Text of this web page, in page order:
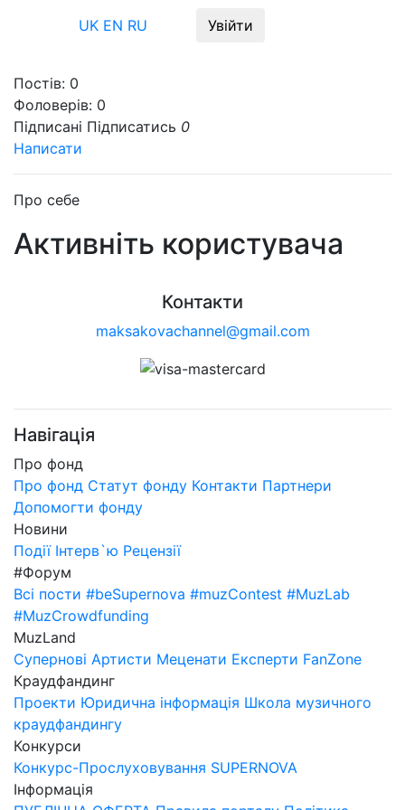
UK EN RU Увійти
Постів: 0
Фоловерів: 0
Підписані Підписатись 0
Написати
Про себе
Активніть користувача
Контакти
maksakovachannel@gmail.com
Навігація
Про фонд
Про фонд Статут фонду Контакти Партнери
Допомогти фонду
Новини
Події Інтерв`ю Рецензії
#Форум
Всі пости #beSupernova #muzContest #MuzLab
#MuzCrowdfunding
MuzLand
Супернові Артисти Меценати Експерти FanZone
Краудфандинг
Проекти Юридична інформація Школа музичного
краудфандингу
Конкурси
Конкурс-Прослуховування SUPERNOVA
Інформація